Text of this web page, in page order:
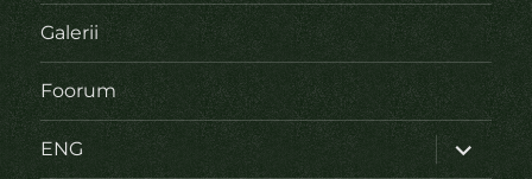
Galerii
Foorum
ENG
laienda